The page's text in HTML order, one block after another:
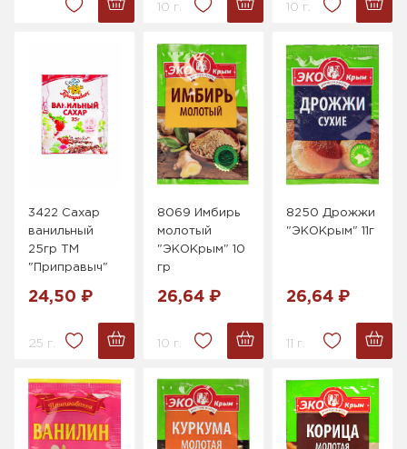
10 г. 10 г.
3422 Сахар
ванильный
25гр ТМ
"Приправыч"
24,50 ₽
25 г.
8069 Имбирь
молотый
"ЭКОКрым" 10
гр
26,64 ₽
10 г.
8250 Дрожжи
"ЭКОКрым" 11г
26,64 ₽
11 г.